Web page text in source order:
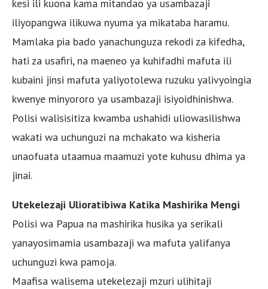
kesi ili kuona kama mitandao ya usambazaji
iliyopangwa ilikuwa nyuma ya mikataba haramu.
Mamlaka pia bado yanachunguza rekodi za kifedha,
hati za usafiri, na maeneo ya kuhifadhi mafuta ili
kubaini jinsi mafuta yaliyotolewa ruzuku yalivyoingia
kwenye minyororo ya usambazaji isiyoidhinishwa.
Polisi walisisitiza kwamba ushahidi uliowasilishwa
wakati wa uchunguzi na mchakato wa kisheria
unaofuata utaamua maamuzi yote kuhusu dhima ya
jinai.
Utekelezaji Ulioratibiwa Katika Mashirika Mengi
Polisi wa Papua na mashirika husika ya serikali
yanayosimamia usambazaji wa mafuta yalifanya
uchunguzi kwa pamoja.
Maafisa walisema utekelezaji mzuri ulihitaji